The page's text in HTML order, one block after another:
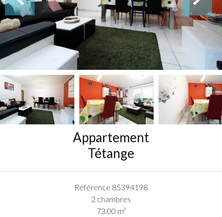
Appartement
Tétange
Référence 85394198
2 chambres
73.00 m²